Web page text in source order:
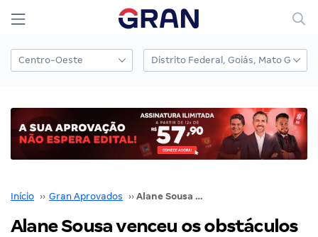
Início ›› Gran Aprovados ›› Alane Sousa venceu os obstáculos e foi aprovada na PC BA!
Alane Sousa venceu os obstáculos